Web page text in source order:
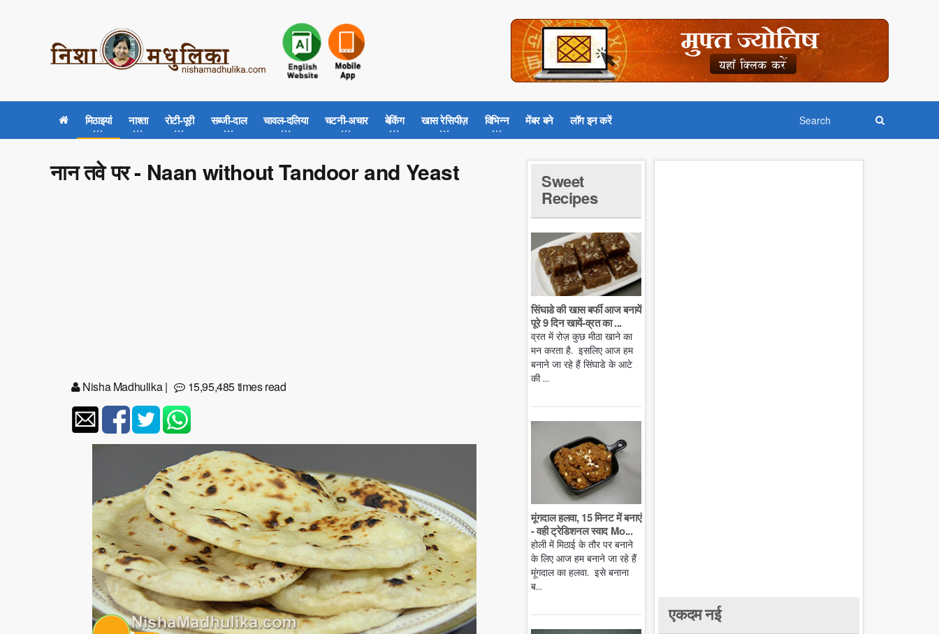
मिठाइयां नाश्ता रोटी-पूरी सब्जी-दाल चावल-दलिया चटनी-अचार बेकिंग खास रेसिपीज़ विभिन्न मेंबर बने लॉग इन करें
नान तवे पर - Naan without Tandoor and Yeast
Nisha Madhulika| 15,95,485 times read
Sweet
Recipes
सिंघाडे की खास बर्फी आज बनायें
पूरे 9 दिन खायें-व्रत का ...
व्रत में रोज़ कुछ मीठा खाने का
मन करता है. इसलिए आज हम
बनाने जा रहे हैं सिंघाडे के आटे
की ...
मूंगदाल हलवा, 15 मिनट में बनाएं
- वही ट्रेडिशनल स्वाद Mo...
होली में मिठाई के तौर पर बनाने
के लिए आज हम बनाने जा रहे हैं
मूंगदाल का हलवा. इसे बनाना
ब...
एकदम नई